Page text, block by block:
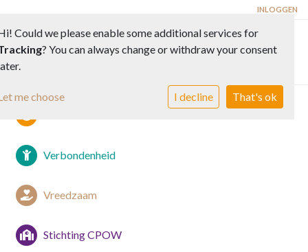
INLOGGEN
Toggle
Verbondenheid
Vreedzaam
Stichting CPOW
Could we please enable some additional services for
? You can always change or withdraw your consent
me choose I decline That's ok